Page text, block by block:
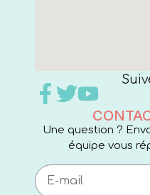
Une question ?
équipe vous